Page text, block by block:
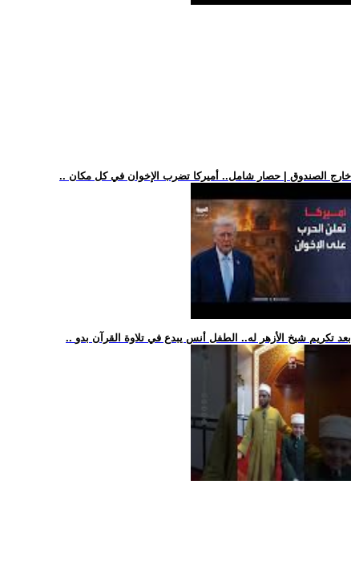
.. خارج الصندوق | حصار شامل.. أميركا تضرب الإخوان في كل مكان
.. بعد تكريم شيخ الأزهر له.. الطفل أنس يبدع في تلاوة القرآن بدو